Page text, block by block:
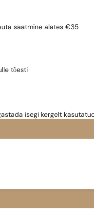
saatmine alates €35
tõesti
isegi kergelt